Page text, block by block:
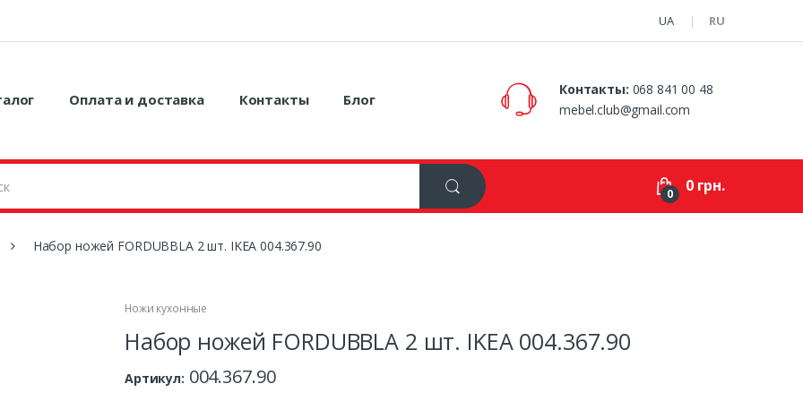
UA RU
Оплата и доставка Контакты Блог
Контакты: 068 841 00 48
mebel.club@gmail.com
0 0 грн.
Набор ножей FORDUBBLA 2 шт. IKEA 004.367.90
Ножи кухонные
Набор ножей FORDUBBLA 2 шт. IKEA 004.367.90
Артикул: 004.367.90